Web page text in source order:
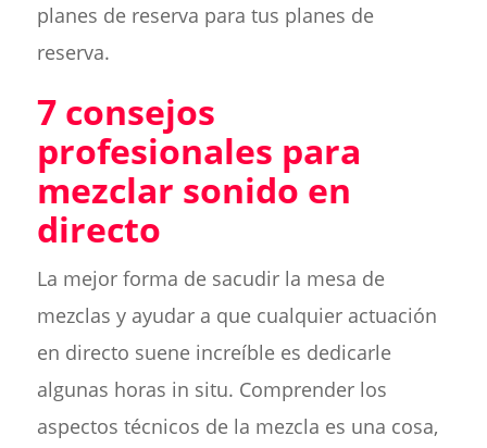
planes de reserva para tus planes de
reserva.
7 consejos
profesionales para
mezclar sonido en
directo
La mejor forma de sacudir la mesa de
mezclas y ayudar a que cualquier actuación
en directo suene increíble es dedicarle
algunas horas in situ. Comprender los
aspectos técnicos de la mezcla es una cosa,